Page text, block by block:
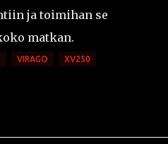
ja toimihan se
matkan.
VIRAGO XV250